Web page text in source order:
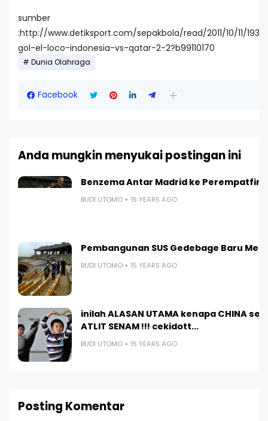
sumber
:http://www.detiksport.com/sepakbola/read/2011/10/11/
gol-el-loco-indonesia-vs-qatar-2-2?b99110170
Dunia Olahraga
Facebook
Anda mungkin menyukai postingan ini
Benzema Antar Madrid ke
BUDI UTOMO 15 YEARS AGO
Pembangunan SUS Gedebage Baru
BUDI UTOMO 15 YEARS AGO
inilah ALASAN UTAMA kenapa CHINA
ATLIT SENAM !!! cekidott...
BUDI UTOMO 15 YEARS AGO
Posting Komentar